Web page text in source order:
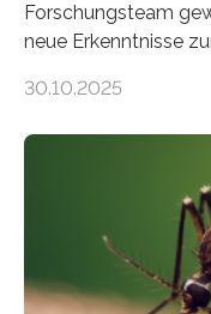
Forschungsteam
neue Erkenntnisse
Landpflanzen
Grünalgen, die vor
lebten. Unter den
die noch heute in
Süßwasseralge
dieser Gruppe
30.10.2025